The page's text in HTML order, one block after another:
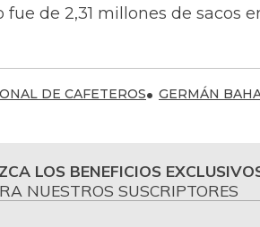
de 2,31 millones de sacos
DE CAFETEROS GERMÁN
LOS BENEFICIOS
NUESTROS SUSCRIPTORES